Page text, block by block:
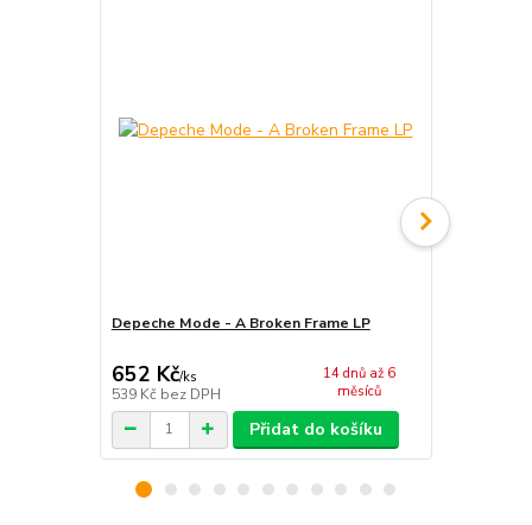
Depeche Mode - A Broken Frame LP
652 Kč/ks
539 Kč bez DPH
14 dnů až 6
měsíců
Přidat do košíku